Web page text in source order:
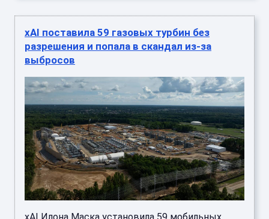
xAI поставила 59 газовых турбин без
разрешения и попала в скандал из-за
выбросов